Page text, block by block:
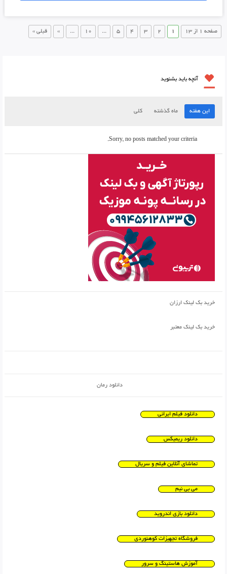
صفحه 1 از 13 1
2
3
4
5
...
10
...
» قبلی »
آنچه باید بشنوید
این هفته ماه گذشته کلی
Sorry, no posts matched your criteria.
خرید بک لینک ارزان
خرید بک لینک معتبر
دانلود رمان
دانلود فیلم ایرانی
دانلود ریمیکس
تماشای آنلاین فیلم و سریال
می بی نیم
دانلود بازی اندروید
فروشگاه تجهیزات کوهنوردی
آموزش هاستینگ و سرور